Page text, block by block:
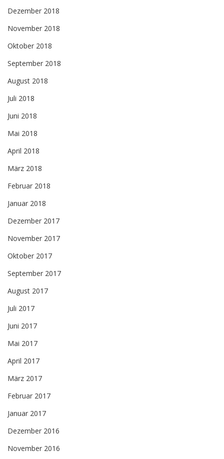
Dezember 2018
November 2018
Oktober 2018
September 2018
August 2018
Juli 2018
Juni 2018
Mai 2018
April 2018
März 2018
Februar 2018
Januar 2018
Dezember 2017
November 2017
Oktober 2017
September 2017
August 2017
Juli 2017
Juni 2017
Mai 2017
April 2017
März 2017
Februar 2017
Januar 2017
Dezember 2016
November 2016